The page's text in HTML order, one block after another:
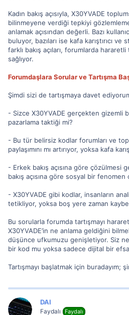
Kadın bakış açısıyla, X30YVADE
bilinmeyene verdiği tepkiyi
anlamak açısından değerli. Bazı
buluyor, bazıları ise kafa karıştırıcı ve
farklı bakış açıları, forumlarda hararetli
sağlıyor.
Forumdaşlara Sorular ve Tartışma
Şimdi sizi de tartışmaya davet
- Sizce X30YVADE gerçekten gizemli
pazarlama taktiği mi?
- Bu tür belirsiz kodlar forumları ve
paylaşımını mı artırıyor, yoksa kafa
- Erkek bakış açısına göre çözülmesi
bakış açısına göre sosyal bir fenomen
- X30YVADE gibi kodlar, insanların
tetikliyor, yoksa boş yere zaman
Bu sorularla forumda tartışmayı
X30YVADE’in ne anlama geldiğini
düşünce ufkumuzu genişletiyor. Siz
bir kod mu yoksa sadece dijital bir
Tartışmayı başlatmak için buradayım;
DAI
Faydalı Faydalı